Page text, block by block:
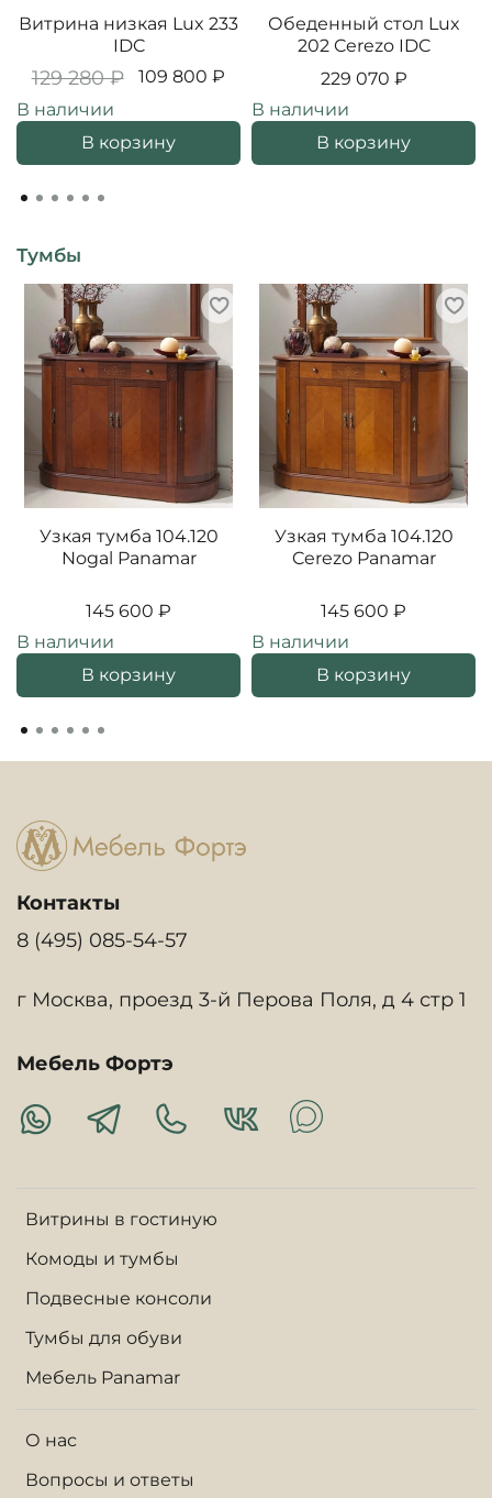
Витрина низкая Lux 233
IDC
129 280 ₽
109 800 ₽
В наличии
В корзину
Обеденный стол Lux
202 Cerezo IDC
229 070 ₽
В наличии
В корзину
Тумбы
Узкая тумба 104.120
Nogal Panamar
145 600 ₽
В наличии
В корзину
Узкая тумба 104.120
Cerezo Panamar
145 600 ₽
В наличии
В корзину
Витрины в гостиную
Комоды и тумбы
Подвесные консоли
Тумбы для обуви
Мебель Panamar
О нас
Вопросы и ответы
Контакты
8 (495) 085-54-57
г Москва, проезд 3-й Перова Поля, д 4 стр 1
Мебель Фортэ